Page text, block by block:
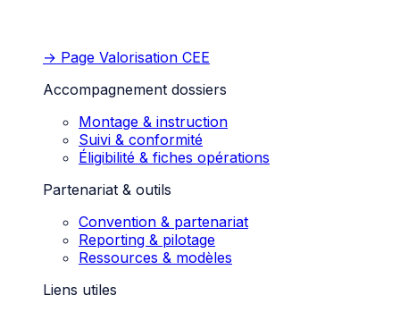
→ Page Valorisation CEE
Accompagnement dossiers
Montage & instruction
Suivi & conformité
Éligibilité & fiches opérations
Partenariat & outils
Convention & partenariat
Reporting & pilotage
Ressources & modèles
Liens utiles